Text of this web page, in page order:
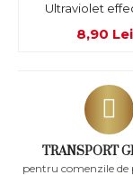
TRANSPORT
pentru comenzile de
Ultraviolet
8,90 Lei